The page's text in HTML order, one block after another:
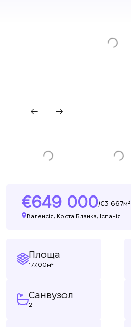
649 000/ 3 667м²
Валенсія, Коста Бланка, Іспанія
Площа
177.00м²
Санвузол
2